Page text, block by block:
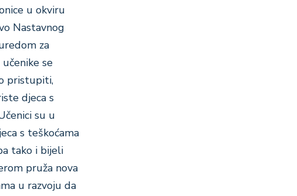
u okviru
Nastavnog
za
se
pristupiti,
djeca s
su u
s teškoćama
tako i bijeli
pruža nova
u razvoju da